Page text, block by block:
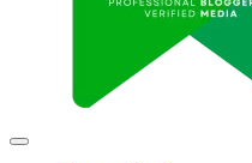
Expand